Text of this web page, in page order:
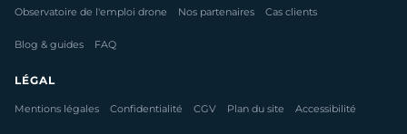
Observatoire de l'emploi drone Nos partenaires Cas clients
Blog & guides FAQ
LÉGAL
Mentions légales Confidentialité CGV Plan du site Accessibilité